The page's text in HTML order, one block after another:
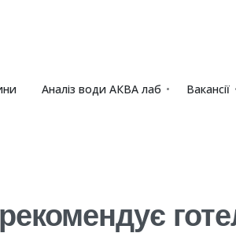
Аналіз води АКВА лаб​ Вакансії